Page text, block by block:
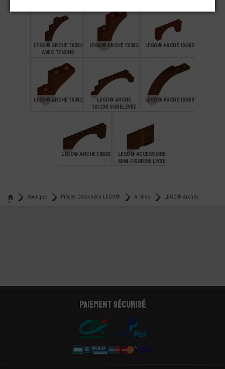
LEGO® ARCHE 1X5X4
AVEC TENONS
LEGO® ARCHE 1X3X3
0,29€
LEGO® ARCHE 1X6X2
0,35
LEGO® ARCHE 1X3X2
LEGO® ARCHE
1X12X3 SURÉLÉVÉE
1,09
LEGO® ARCHE 1X6X3
LEGO® ARCHE 1X8X2
LEGO® ACCESSOIRE
MINI-FIGURINE LIVRE
Boutique
Pièces Détachées LEGO® Arches
LEGO® Arches
Lego® arche 1x4x2
Paiement sécurisé